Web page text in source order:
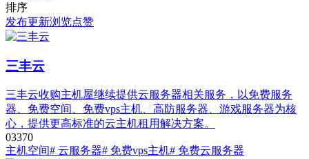
排序
发布更新浏览点赞
三丰云
三丰云收购主机屋继续提供云服务器相关服务，以免费服务
器、免费空间、免费vps主机、高防服务器、游戏服务器为核
心，提供更高标准的云主机租用解决方案。
03370
主机空间# 云服务器# 免费vps主机# 免费云服务器